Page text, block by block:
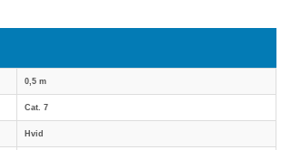
0,5 m
Cat. 7
Hvid